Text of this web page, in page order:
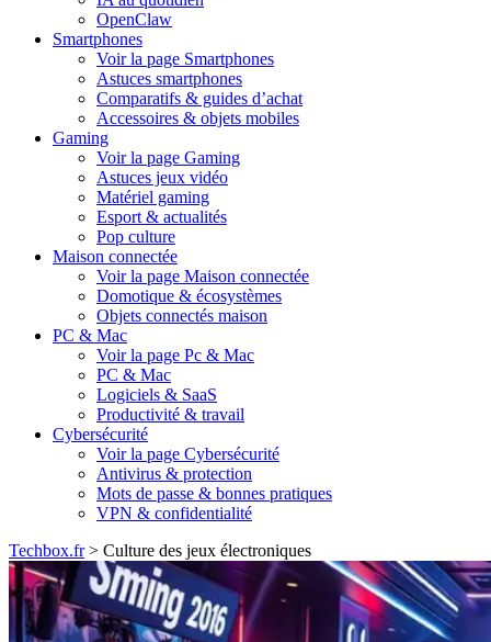
OpenClaw
Smartphones
Voir la page Smartphones
Astuces smartphones
Comparatifs & guides d’achat
Accessoires & objets mobiles
Gaming
Voir la page Gaming
Astuces jeux vidéo
Matériel gaming
Esport & actualités
Pop culture
Maison connectée
Voir la page Maison connectée
Domotique & écosystèmes
Objets connectés maison
PC & Mac
Voir la page Pc & Mac
PC & Mac
Logiciels & SaaS
Productivité & travail
Cybersécurité
Voir la page Cybersécurité
Antivirus & protection
Mots de passe & bonnes pratiques
VPN & confidentialité
Techbox.fr> Culture des jeux électroniques